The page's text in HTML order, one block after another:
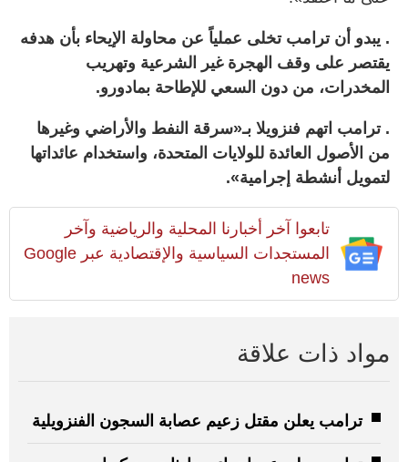
. يبدو أن ترامب تخلى عملياً عن محاولة الإيحاء بأن هدفه
يقتصر على وقف الهجرة غير الشرعية وتهريب
المخدرات، من دون السعي للإطاحة بمادورو.
. ترامب اتهم فنزويلا بـ«سرقة النفط والأراضي وغيرها
من الأصول العائدة للولايات المتحدة، واستخدام عائداتها
لتمويل أنشطة إجرامية».
تابعوا آخر أخبارنا المحلية والرياضية وآخر
المستجدات السياسية والإقتصادية عبر Google
news
مواد ذات علاقة
ترامب يعلن مقتل زعيم عصابة السجون الفنزويلية